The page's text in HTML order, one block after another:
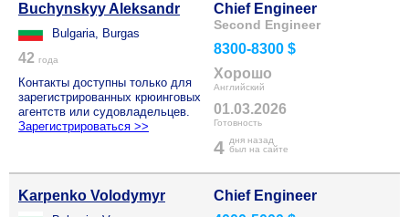
Buchynskyy Aleksandr
Bulgaria, Burgas
42 года
Контакты доступны только для
зарегистрированных крюинговых
агентств или судовладельцев.
Зарегистрироваться >>
Chief Engineer
Second Engineer
8300-8300 $
Хорошо
Английский
01.03.2026
Готовность
4 дня назад
был на сайте
Karpenko Volodymyr
Chief Engineer